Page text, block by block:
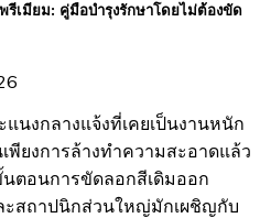
รีเมียม: คู่มือบำรุงรักษาโดยไม่ต้องขัด
แนงกลางแจ้งที่เคยเป็นงานหนัก
พียงการล้างทำความสะอาดแล้ว
ตอนการขัดลอกสีเดิมออก
ะสถาปนิกส่วนใหญ่มักเผชิญกับ